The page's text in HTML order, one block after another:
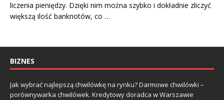
liczenia pieniędzy. Dzięki nim można szybko i dokładnie zliczyć
większą ilość banknotów, co …
BIZNES
Jak wybrać najlepszą chwilówkę na rynku? Darmowe chwilówki –
porównywarka chwilówek. Kredytowy doradca w Warszawie